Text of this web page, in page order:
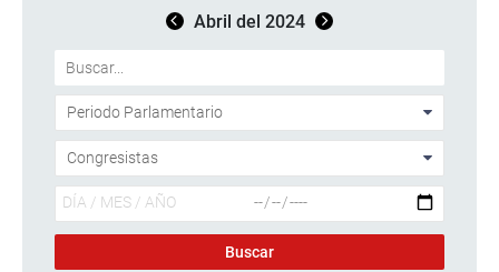
Abril del 2024